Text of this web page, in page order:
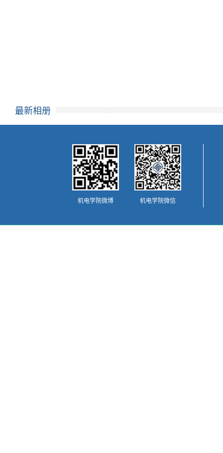
最新相册
机电学院微博 机电学院微信